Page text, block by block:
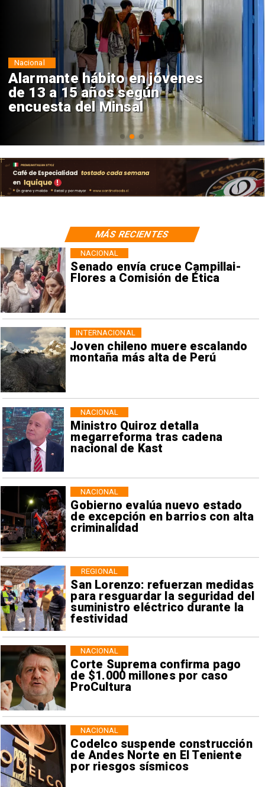
Aprueban creación del Parque
Sebastián Piñera con inversión
de $4 mil millones
Regiones
Senado envía cruce Campillai-
Flores a Comisión de Ética
NACIONAL
Joven chileno muere escalando
montaña más alta de Perú
INTERNACIONAL
Ministro Quiroz detalla
megarreforma tras cadena
nacional de Kast
NACIONAL
Gobierno evalúa nuevo estado
de excepción en barrios con alta
criminalidad
NACIONAL
San Lorenzo: refuerzan medidas
para resguardar la seguridad del
suministro eléctrico durante la
festividad
REGIONAL
Corte Suprema confirma pago
de $1.000 millones por caso
ProCultura
NACIONAL
Codelco suspende construcción
de Andes Norte en El Teniente
por riesgos sísmicos
NACIONAL
MÁS RECIENTES